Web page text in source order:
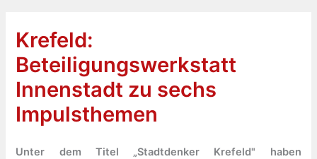
Krefeld:
Beteiligungswerkstatt
Innenstadt zu sechs
Impulsthemen
Unter dem Titel „Stadtdenker Krefeld" haben